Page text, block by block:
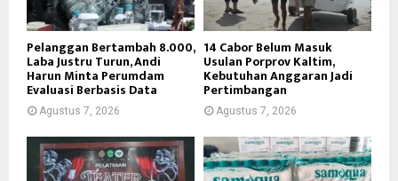
Pelanggan Bertambah 8.000,
Laba Justru Turun, Andi
Harun Minta Perumdam
Evaluasi Berbasis Data
Agustus 7, 2026
14 Cabor Belum Masuk
Usulan Porprov Kaltim,
Kebutuhan Anggaran Jadi
Pertimbangan
Agustus 7, 2026